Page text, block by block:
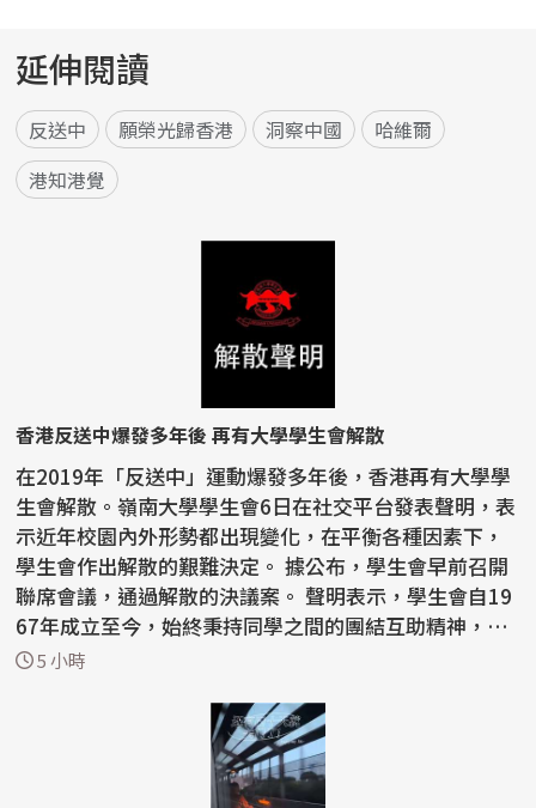
延伸閱讀
反送中 願榮光歸香港 洞察中國
哈維爾
港知港覺
香港反送中爆發多年後 再有大學學生會解散
在2019年「反送中」運動爆發多年後，香港再有大學學
生會解散。嶺南大學學生會6日在社交平台發表聲明，表
示近年校園內外形勢都出現變化，在平衡各種因素下，
學生會作出解散的艱難決定。 據公布，學生會早前召開
聯席會議，通過解散的決議案。 聲明表示，學生會自19
67年成立至今，始終秉持同學之間的團結互助精神，
且...5 小時